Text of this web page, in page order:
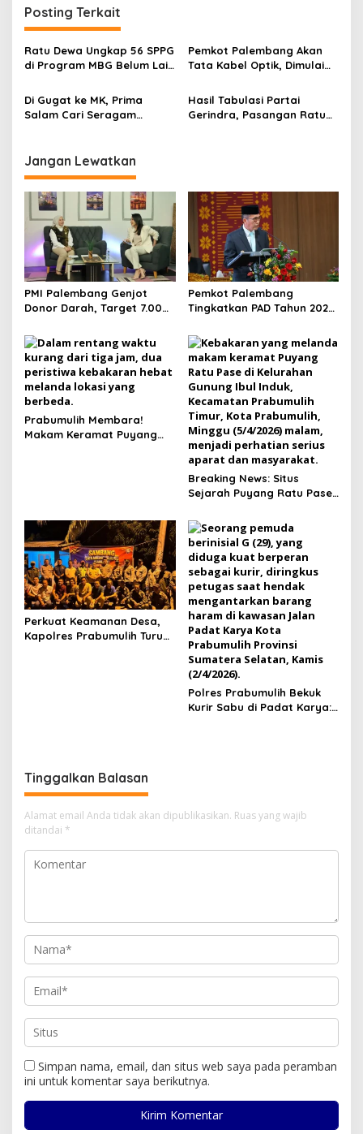
s
i
p
o
s
Posting Terkait
Ratu Dewa Ungkap 56 SPPG
di Program MBG Belum Laik
Pemkot Palembang Akan
Tata Kabel Optik, Dimulai
Di Gugat ke MK, Prima
Salam Cari Seragam
Hasil Tabulasi Partai
Gerindra, Pasangan Ratu
Jangan Lewatkan
PMI Palembang Genjot
Donor Darah, Target 7.000
Pemkot Palembang
Tingkatkan PAD Tahun 2026
Infrastruktur
Prabumulih Membara!
Makam Keramat Puyang
Breaking News: Situs
Sejarah Puyang Ratu Pase
Polisi Pasang Garis Polisi!
Perkuat Keamanan Desa,
Kapolres Prabumulih Turun
Polres Prabumulih Bekuk
Kurir Sabu di Padat Karya:
Tinggalkan Balasan
Alamat email Anda tidak akan dipublikasikan. Ruas yang wajib
ditandai *
Simpan nama, email, dan situs web saya pada peramban
ini untuk komentar saya berikutnya.